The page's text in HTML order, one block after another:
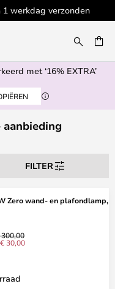
met ‘16% EXTRA’
FILTER
Zero wand- en plafondlamp,
30,00